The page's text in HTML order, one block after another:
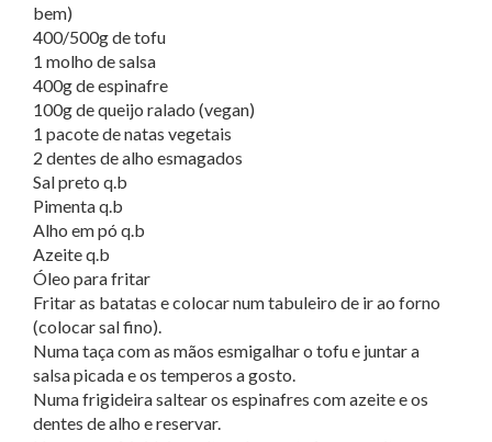
bem)
400/500g de tofu
1 molho de salsa
400g de espinafre
100g de queijo ralado (vegan)
1 pacote de natas vegetais
2 dentes de alho esmagados
Sal preto q.b
Pimenta q.b
Alho em pó q.b
Azeite q.b
Óleo para fritar
Fritar as batatas e colocar num tabuleiro de ir ao forno
(colocar sal fino).
Numa taça com as mãos esmigalhar o tofu e juntar a
salsa picada e os temperos a gosto.
Numa frigideira saltear os espinafres com azeite e os
dentes de alho e reservar.